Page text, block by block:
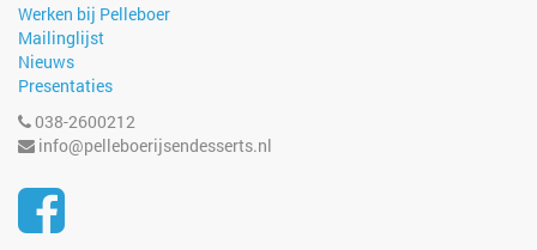
Werken bij Pelleboer
Mailinglijst
Nieuws
Presentaties
038-2600212
info@pelleboerijsendesserts.nl